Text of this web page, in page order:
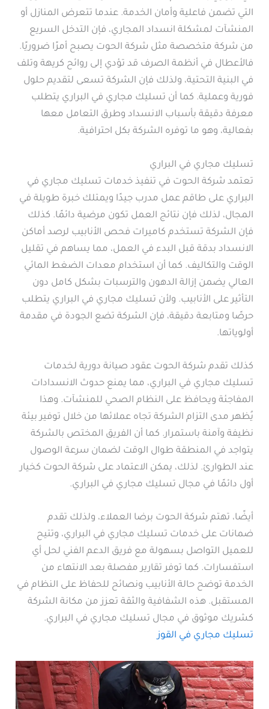
التي تضمن فاعلية وأمان الخدمة. عندما تتعرض المنازل أو
المنشآت لمشكلة انسداد المجاري، فإن التدخل السريع
من شركة متخصصة مثل شركة الحوت يصبح أمرًا ضروريًا.
فالأعطال في أنظمة الصرف قد تؤدي إلى روائح كريهة وتلف
في البنية التحتية، ولذلك فإن الشركة تسعى لتقديم حلول
فورية وعملية. كما أن تسليك مجاري في البراري يتطلب
معرفة دقيقة بأسباب الانسداد وطرق التعامل معها
بفعالية، وهو ما توفره الشركة بكل احترافية.
تسليك مجاري في البراري
تعتمد شركة الحوت في تنفيذ خدمات تسليك مجاري في
البراري على طاقم عمل مدرب جيدًا ويمتلك خبرة طويلة في
المجال، لذلك فإن نتائج العمل تكون مرضية دائمًا. كذلك
فإن الشركة تستخدم كاميرات فحص الأنابيب لرصد أماكن
الانسداد بدقة قبل البدء في العمل، مما يساهم في تقليل
الوقت والتكاليف. كما أن استخدام معدات الضغط المائي
العالي يضمن إزالة الدهون والترسبات بشكل كامل دون
التأثير على الأنابيب. ولأن تسليك مجاري في البراري يتطلب
حرصًا ومتابعة دقيقة، فإن الشركة تضع الجودة في مقدمة
أولوياتها.
كذلك تقدم شركة الحوت عقود صيانة دورية لخدمات
تسليك مجاري في البراري، مما يمنع حدوث الانسدادات
المفاجئة ويحافظ على النظام الصحي للمنشآت. وهذا
يُظهر مدى التزام الشركة تجاه عملائها من خلال توفير بيئة
نظيفة وآمنة باستمرار. كما أن الفريق المختص بالشركة
يتواجد في المنطقة طوال الوقت لضمان سرعة الوصول
عند الطوارئ. لذلك، يمكن الاعتماد على شركة الحوت كخيار
أول دائمًا في مجال تسليك مجاري في البراري.
أيضًا، تهتم شركة الحوت برضا العملاء، ولذلك تقدم
ضمانات على خدمات تسليك مجاري في البراري، وتتيح
للعميل التواصل بسهولة مع فريق الدعم الفني لحل أي
استفسارات. كما توفر تقارير مفصلة بعد الانتهاء من
الخدمة توضح حالة الأنابيب ونصائح للحفاظ على النظام في
المستقبل. هذه الشفافية والثقة تعزز من مكانة الشركة
كشريك موثوق في مجال تسليك مجاري في البراري.
تسليك مجاري في القوز